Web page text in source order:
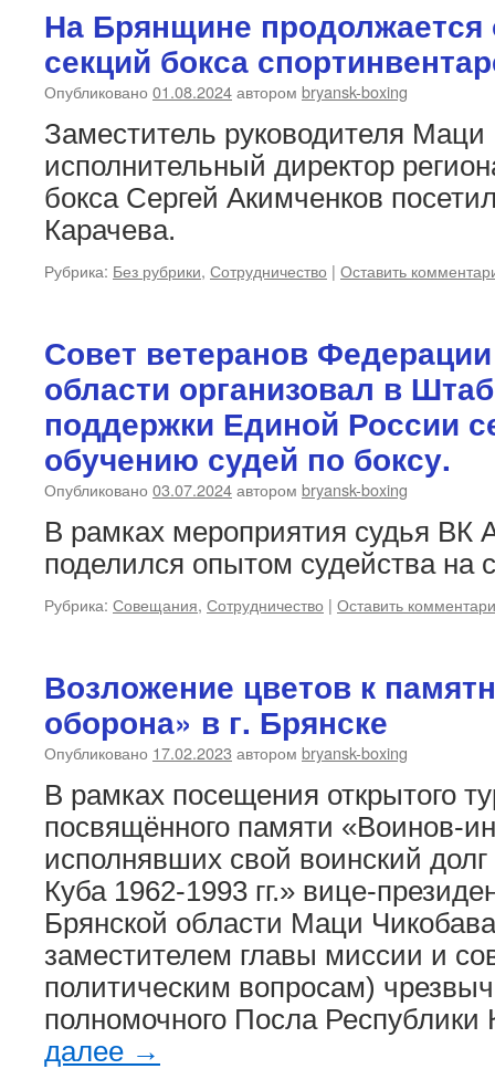
На Брянщине
секций бокса
Опубликовано 01.08.2024автором bryansk-boxing
Заместитель руководителя Маци
исполнительный директор
бокса Сергей Акимченков
Карачева.
Рубрика: Без рубрики, Сотрудничество | Оставить
Совет ветеранов
области организовал в
поддержки Единой России
обучению судей по боксу.
Опубликовано 03.07.2024автором bryansk-boxing
В рамках мероприятия судья ВК
поделился опытом судейства на
Рубрика: Совещания, Сотрудничество | Оставить
Возложение цветов к
оборона» в г. Брянске
Опубликовано 17.02.2023 автором bryansk-boxing
В рамках посещения открытого
посвящённого памяти «Воинов-
исполнявших свой воинский
Куба 1962-1993 гг.» вице-
Брянской области Маци
заместителем главы миссии и
политическим вопросам)
полномочного Посла
далее →